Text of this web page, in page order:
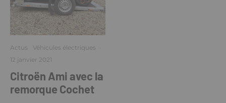
Actus Véhicules électriques ·
12 janvier 2021
Citroën Ami avec la
remorque Cochet